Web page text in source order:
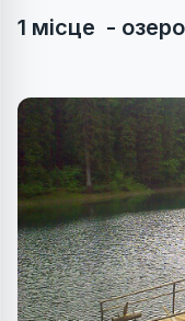
1 місце -